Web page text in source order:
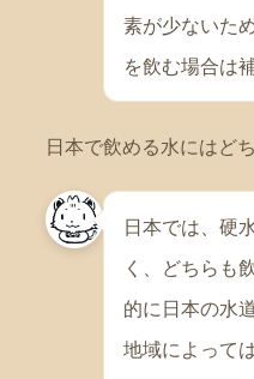
素が少ないた
を飲む場合は
日本で飲める水にはど
日本では、硬
く、どちらも
的に日本の水
地域によって